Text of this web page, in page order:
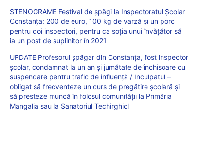
STENOGRAME Festival de șpăgi la Inspectoratul Școlar
Constanța: 200 de euro, 100 kg de varză și un porc
pentru doi inspectori, pentru ca soția unui învățător să
ia un post de suplinitor în 2021
UPDATE Profesorul șpăgar din Constanța, fost inspector
școlar, condamnat la un an și jumătate de închisoare cu
suspendare pentru trafic de influență / Inculpatul –
obligat să frecventeze un curs de pregătire școlară și
să presteze muncă în folosul comunității la Primăria
Mangalia sau la Sanatoriul Techirghiol